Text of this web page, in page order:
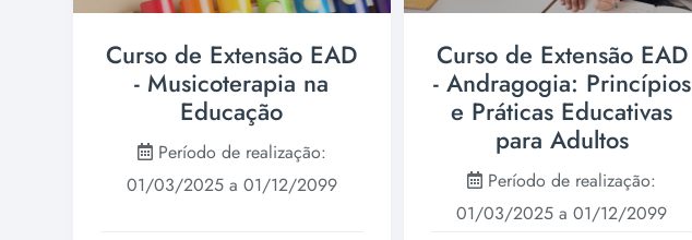
Curso de Extensão EAD
- Musicoterapia na
Educação
Período de realização:
01/03/2025 a 01/12/2099
Curso de Extensão EAD
- Andragogia: Princípios
e Práticas Educativas
para Adultos
Período de realização:
01/03/2025 a 01/12/2099